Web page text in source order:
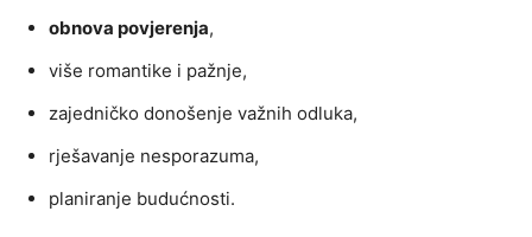
obnova povjerenja,
više romantike i pažnje,
zajedničko donošenje važnih odluka,
rješavanje nesporazuma,
planiranje budućnosti.